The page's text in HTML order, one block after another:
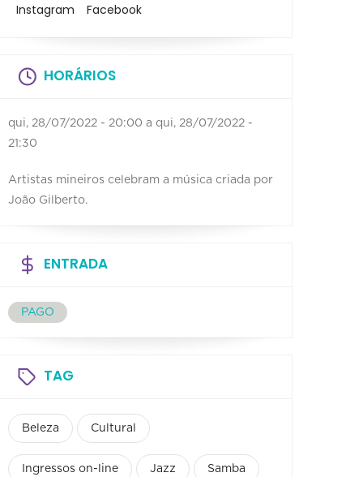
Instagram Facebook
HORÁRIOS
qui, 28/07/2022 - 20:00 a qui, 28/07/2022 -
21:30
Artistas mineiros celebram a música criada por
João Gilberto.
ENTRADA
PAGO
TAG
Beleza Cultural
Ingressos on-line Jazz Samba